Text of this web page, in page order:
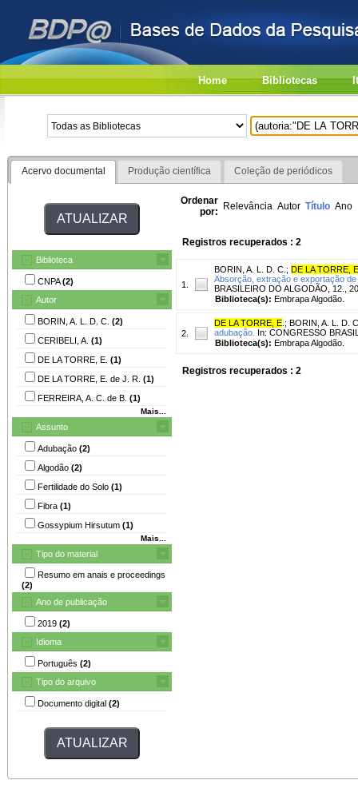
Home Bibliotecas
Acervo documental Produção científica Coleção de periódicos
Biblioteca
CNPA(2)
Autor
BORIN, A. L. D. C. (2)
CERIBELI, A. (1)
DE LA TORRE, E. (1)
DE LA TORRE, E. de J. R. (1)
FERREIRA, A. C. de B. (1)
Mais...
Assunto
Adubação (2)
Algodão (2)
Fertilidade do Solo (1)
Fibra (1)
Gossypium Hirsutum (1)
Mais...
Tipo do material
Resumo em anais e proceedings
(2)
Ano de publicação
2019 (2)
Idioma
Português (2)
Tipo do arquivo
Documento digital (2)
Ordenar
por: Relevância Autor Título Ano
Registros recuperados : 2
1.
BORIN, A. L. D. C. ; DE LA TORRE, E
Absorção, extração e exportação
BRASILEIRO DO ALGODÃO, 12.,
Biblioteca(s): Embrapa Algodão.
2.
DE LA TORRE, E ; BORIN, A. L. D.
adubação. In: CONGRESSO
Biblioteca(s): Embrapa Algodão.
Registros recuperados : 2